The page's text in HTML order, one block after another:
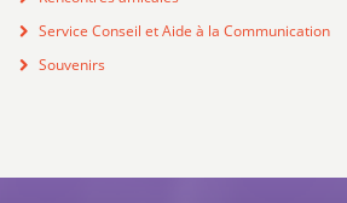
Service Conseil et Aide à la Communication
Souvenirs